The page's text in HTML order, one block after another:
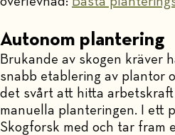
Autonom plantering
Brukande av skogen kräver
snabb etablering av plantor
det svårt att hitta
manuella planteringen. I ett
Skogforsk med och tar fram